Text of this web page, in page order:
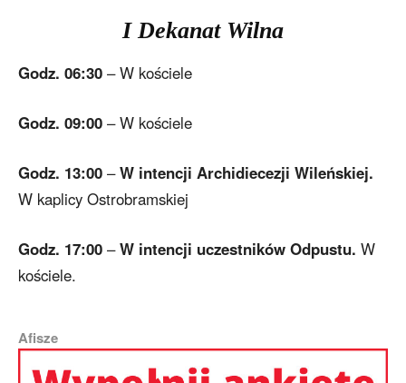
I Dekanat Wilna
Godz. 06:30 – W kościele
Godz. 09:00 – W kościele
Godz. 13:00 –W intencji Archidiecezji Wileńskiej.
W kaplicy Ostrobramskiej
Godz. 17:00 –W intencji uczestników Odpustu. W
kościele.
Afisze